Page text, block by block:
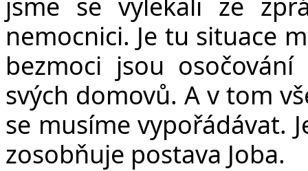
nemocnici. Je tu situace
bezmoci jsou
svých domovů. A v tom
se musíme vypořádávat.
zosobňuje postava Joba.